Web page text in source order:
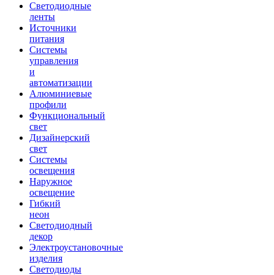
Светодиодные
ленты
Источники
питания
Системы
управления
и
автоматизации
Алюминиевые
профили
Функциональный
свет
Дизайнерский
свет
Системы
освещения
Наружное
освещение
Гибкий
неон
Светодиодный
декор
Электроустановочные
изделия
Светодиоды